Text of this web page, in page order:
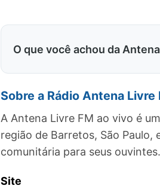
O que você achou da
Sobre a Rádio Antena Livre
A Antena Livre FM ao vivo é
região de Barretos, São
comunitária para seus ouvintes.
Site